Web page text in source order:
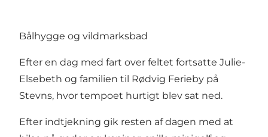
Bålhygge og vildmarksbad
Efter en dag med fart over feltet fortsatte Julie-
Elsebeth og familien til Rødvig Ferieby på
Stevns, hvor tempoet hurtigt blev sat ned.
Efter indtjekning gik resten af dagen med at